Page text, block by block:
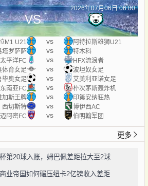
2026年07月06日 06:00
VS
M1 U21 vs
阿特拉斯雄狮U21
塔罗萨萨 vs
特木科
太平洋FC vs
HFX流浪者
体育女足 vs
波坦奴女足
毕奥女足 vs
艾美利亚诺女足
东南亚FC vs
朴次茅斯轰炸机
加斯王牌 vs
印第安纳狂热
西切斯特 vs
博伊西AC
迈阿密FC vs 伯明翰军团
更多
第20球入账，姆巴佩差距拉大至2球
业帝国如何碾压纽卡2亿镑收入差距